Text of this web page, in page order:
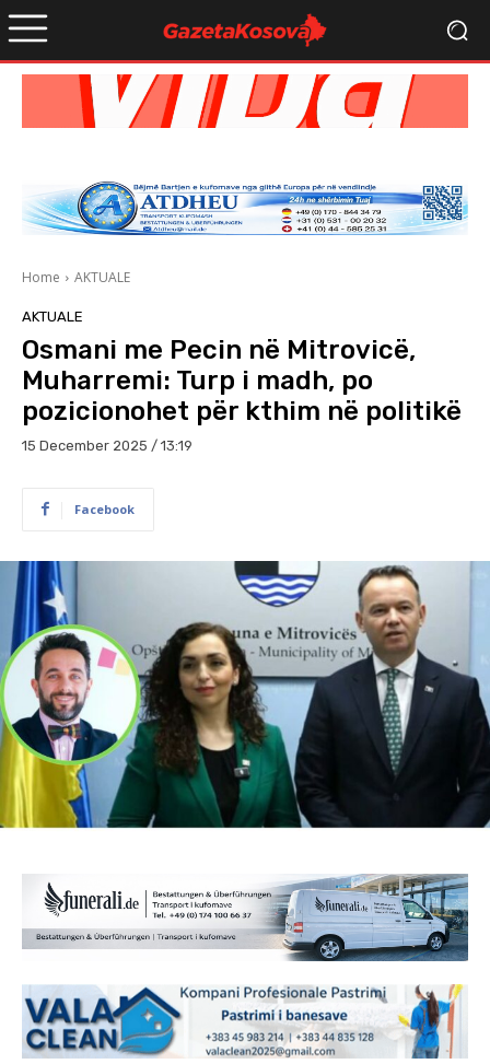
Home AKTUALE
AKTUALE
Osmani me Pecin në Mitrovicë,
Muharremi: Turp i madh, po
pozicionohet për kthim në politikë
15 December 2025 / 13:19
Facebook